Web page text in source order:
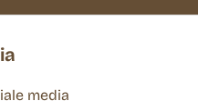
media